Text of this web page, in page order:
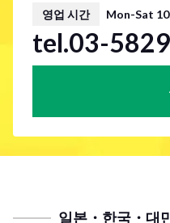
영업 시간 Mon-Sat
tel.03-
일본・한국・대